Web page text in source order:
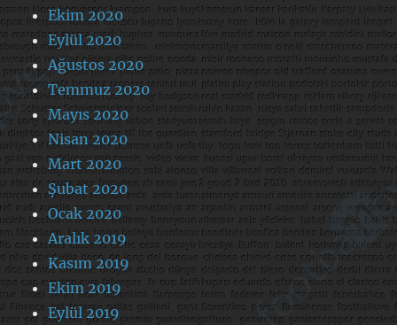
Ekim 2020
Eylül 2020
Ağustos 2020
Temmuz 2020
Mayıs 2020
Nisan 2020
Mart 2020
Şubat 2020
Ocak 2020
Aralık 2019
Kasım 2019
Ekim 2019
Eylül 2019